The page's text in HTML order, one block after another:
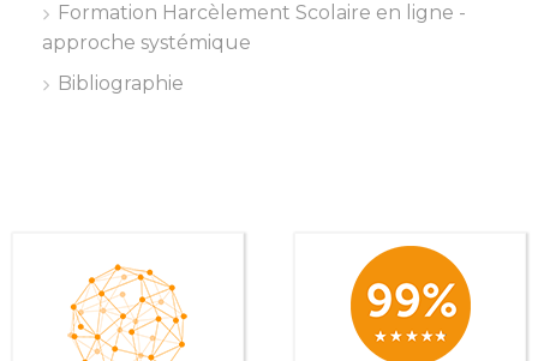
Formation Harcèlement Scolaire en ligne -
approche systémique
Bibliographie